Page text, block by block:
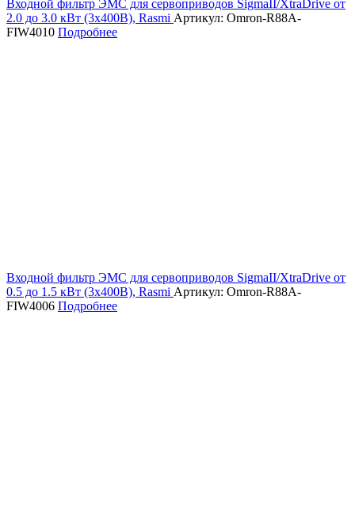
Входной фильтр ЭМС для сервоприводов SigmaII/XtraDrive от
2.0 до 3.0 кВт (3х400В), Rasmi Артикул: Omron-R88A-
FIW4010 Подробнее
Входной фильтр ЭМС для сервоприводов SigmaII/XtraDrive от
0.5 до 1.5 кВт (3х400В), Rasmi Артикул: Omron-R88A-
FIW4006 Подробнее